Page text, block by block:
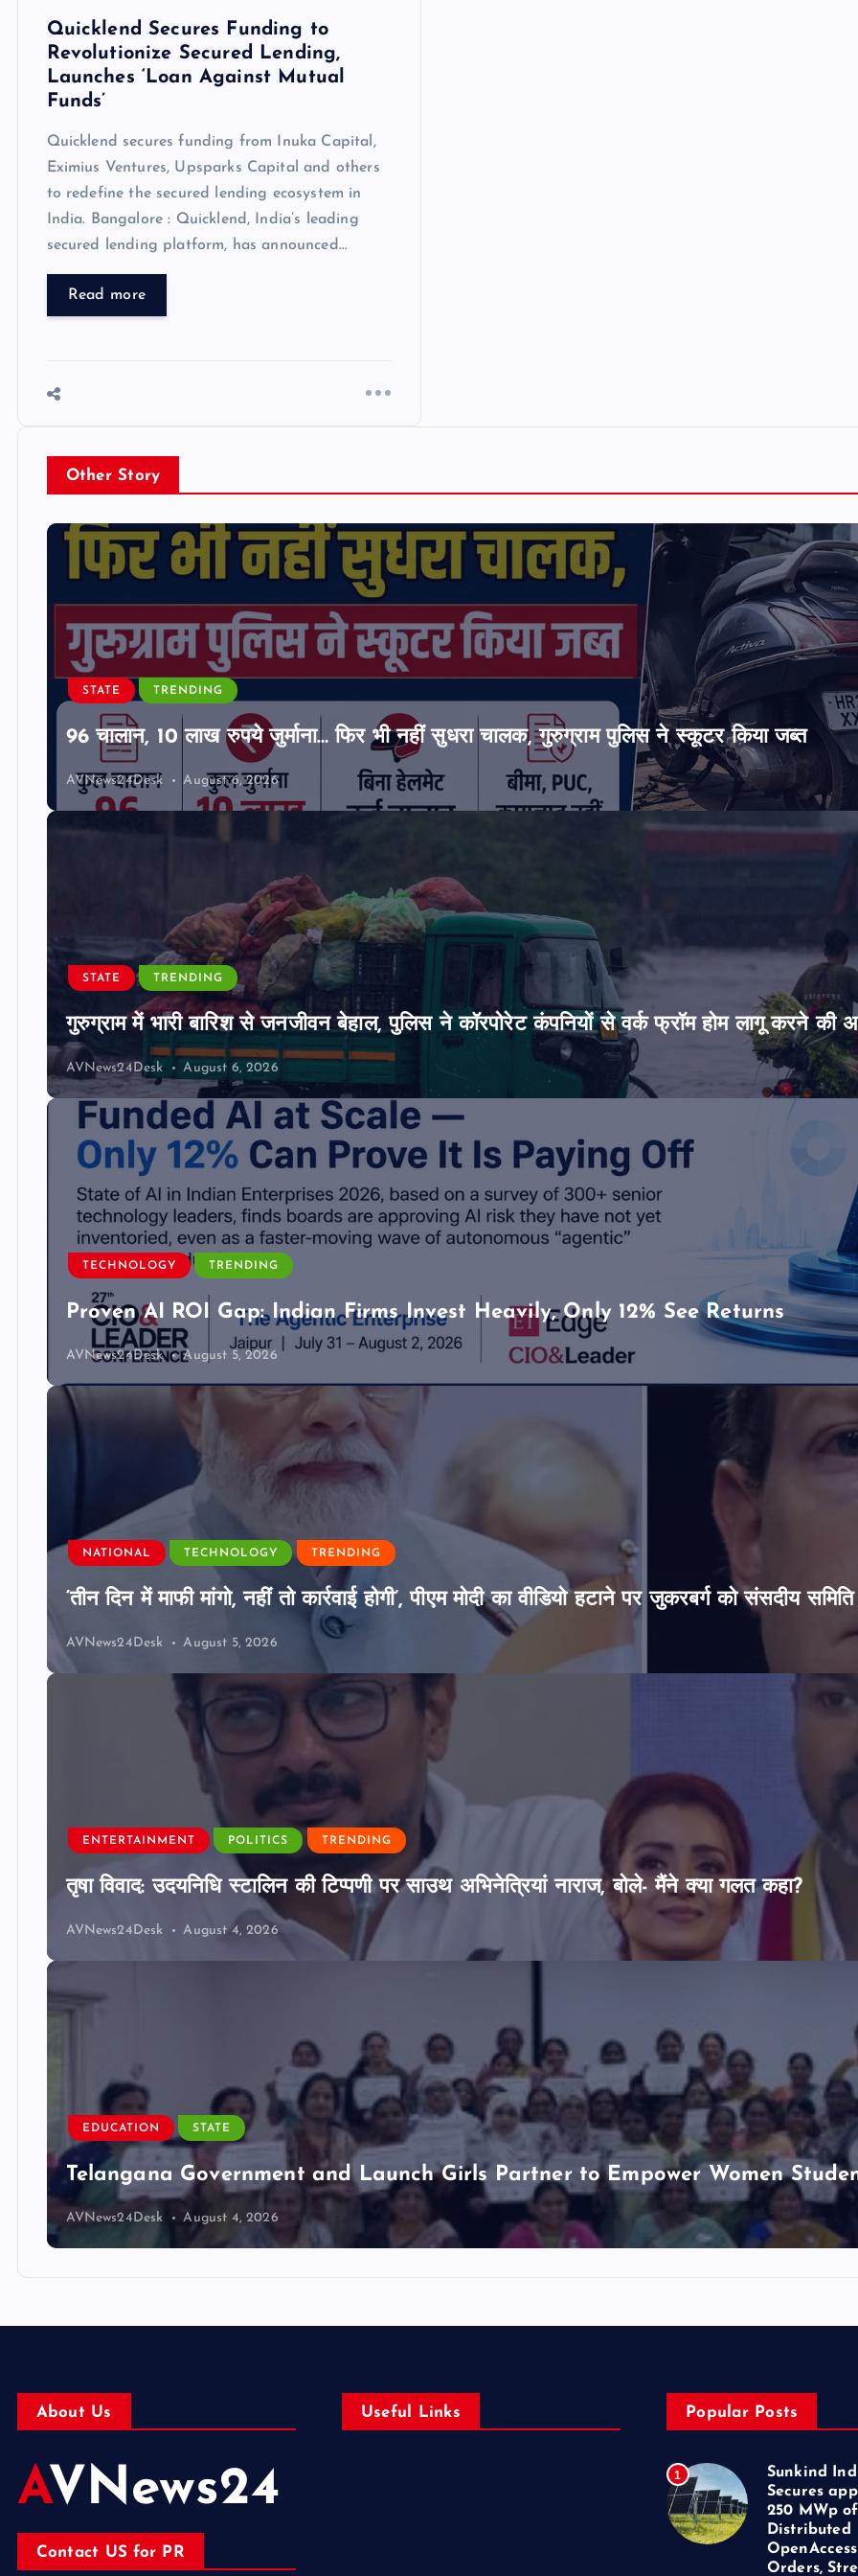
Quicklend Secures Funding to
Revolutionize Secured Lending,
Launches ‘Loan Against Mutual
Funds’
Quicklend secures funding from Inuka Capital,
Eximius Ventures, Upsparks Capital and others
to redefine the secured lending ecosystem in
India. Bangalore : Quicklend, India’s leading
secured lending platform, has announced…
Read more
Other Story
STATE TRENDING
96 चालान, 10 लाख रुपये जुर्माना… फिर भी नहीं सुधरा चालक, गुरुग्राम पुलिस ने स्कूटर किया जब्त
AVNews24Desk August 6, 2026
STATE TRENDING
गुरुग्राम में भारी बारिश से जनजीवन बेहाल, पुलिस ने कॉरपोरेट कंपनियों से वर्क फ्रॉम होम लागू करने की
AVNews24Desk August 6, 2026
TECHNOLOGY TRENDING
Proven AI ROI Gap: Indian Firms Invest Heavily, Only 12% See Returns
AVNews24Desk August 5, 2026
NATIONAL TECHNOLOGY TRENDING
‘तीन दिन में माफी मांगो, नहीं तो कार्रवाई होगी’, पीएम मोदी का वीडियो हटाने पर जुकरबर्ग को संसदीय
AVNews24Desk August 5, 2026
ENTERTAINMENT POLITICS TRENDING
तृषा विवाद: उदयनिधि स्टालिन की टिप्पणी पर साउथ अभिनेत्रियां नाराज, बोले- मैंने क्या गलत कहा?
AVNews24Desk August 4, 2026
EDUCATION STATE
Telangana Government and Launch Girls Partner to Empower Women
AVNews24Desk August 4, 2026
About Us
AVNews24
Contact US for PR
Useful Links Popular Posts
1
Sunkind
Secures
250 MWp of
Distributed
Orders,